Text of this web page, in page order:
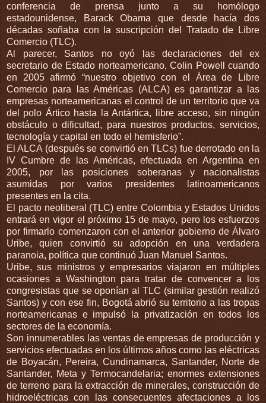
conferencia de prensa junto a su homólogo
estadounidense, Barack Obama que desde hacía dos
décadas soñaba con la suscripción del Tratado de Libre
Comercio (TLC).
Al parecer, Santos no oyó las declaraciones del ex
secretario de Estado norteamericano, Colin Powell cuando
en 2005 afirmó “nuestro objetivo con el Área de Libre
Comercio para las Américas (ALCA) es garantizar a las
empresas norteamericanas el control de un territorio que va
del polo Ártico hasta la Antártica, libre acceso, sin ningún
obstáculo o dificultad, para nuestros productos, servicios,
tecnología y capital en todo el hemisferio”.
El ALCA (después se convirtió en TLCs) fue derrotado en la
IV Cumbre de las Américas, efectuada en Argentina en
2005, por las posiciones soberanas y nacionalistas
asumidas por varios presidentes latinoamericanos
presentes en la cita.
El pacto neoliberal (TLC) entre Colombia y Estados Unidos
entrará en vigor el próximo 15 de mayo, pero los esfuerzos
por firmarlo comenzaron con el anterior gobierno de Álvaro
Uribe, quien convirtió su adopción en una verdadera
paranoia, política que continuó Juan Manuel Santos.
Uribe, sus ministros y empresarios viajaron en múltiples
ocasiones a Washington para tratar de convencer a los
congresistas que se oponían al TLC (similar gestión realizó
Santos) y con ese fin, Bogotá abrió su territorio a las tropas
norteamericanas e impulsó la privatización en todos los
sectores de la economía.
Son innumerables las ventas de empresas de producción y
servicios efectuadas en los últimos años como las eléctricas
de Boyacán, Pereira, Cundinamarca, Santander, Norte de
Santander, Meta y Termocandelaria; enormes extensiones
de terreno para la extracción de minerales, construcción de
hidroeléctricas con las consecuentes afectaciones a los